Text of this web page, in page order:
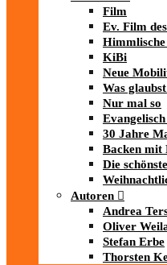
Film
Ev. Film
KiBi
Neue
Was
Nur mal so
30 Jahre
Backen mit
Die
Autoren
Andrea
Oliver
Stefan Erbe
Thorsten